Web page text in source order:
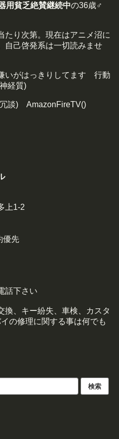
用貧乏絶賛継続中の36歳♂
たり次第。現在はアニメ沼に
自己啓発系は一切読みませ
がはっきりしてます 行動
経質)
談) AmazonFireTV()
上1-2
優先
話下さい
換、キー紛失、車検、カスタ
の修理に関する事は何でも